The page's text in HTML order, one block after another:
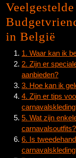
in België
1. Waar kan ik
2. Zijn er
aanbieden?
3. Hoe kan ik
4. Zijn er tips
5. Wat zijn
carnavalsoutfits?
6. Is